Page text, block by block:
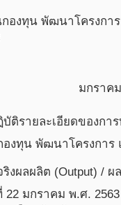
องทุน พัฒนาโครงการ
มกราคม
บัติรายละเอียดของกา
งทุน พัฒนาโครงการ
งผลผลิต (Output) /
มกราคม พ.ศ.